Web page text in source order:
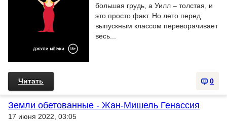
большая грудь, а Уилл – толстая, и
это просто факт. Но лето перед
выпускным классом переворачивает
весь...
0
Читать
Земли обетованные - Жан-Мишель Генассия
17 июня 2022, 03:05